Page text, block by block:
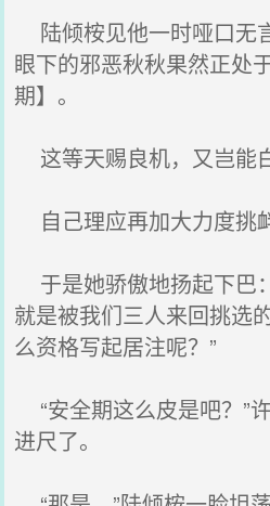
陆倾桉见他一时哑口无
眼下的邪恶秋秋果然正处
期】。
这等天赐良机，又岂能
自己理应再加大力度挑
于是她骄傲地扬起下巴
就是被我们三人来回挑选
么资格写起居注呢？”
“安全期这么皮是吧？”
进尺了。